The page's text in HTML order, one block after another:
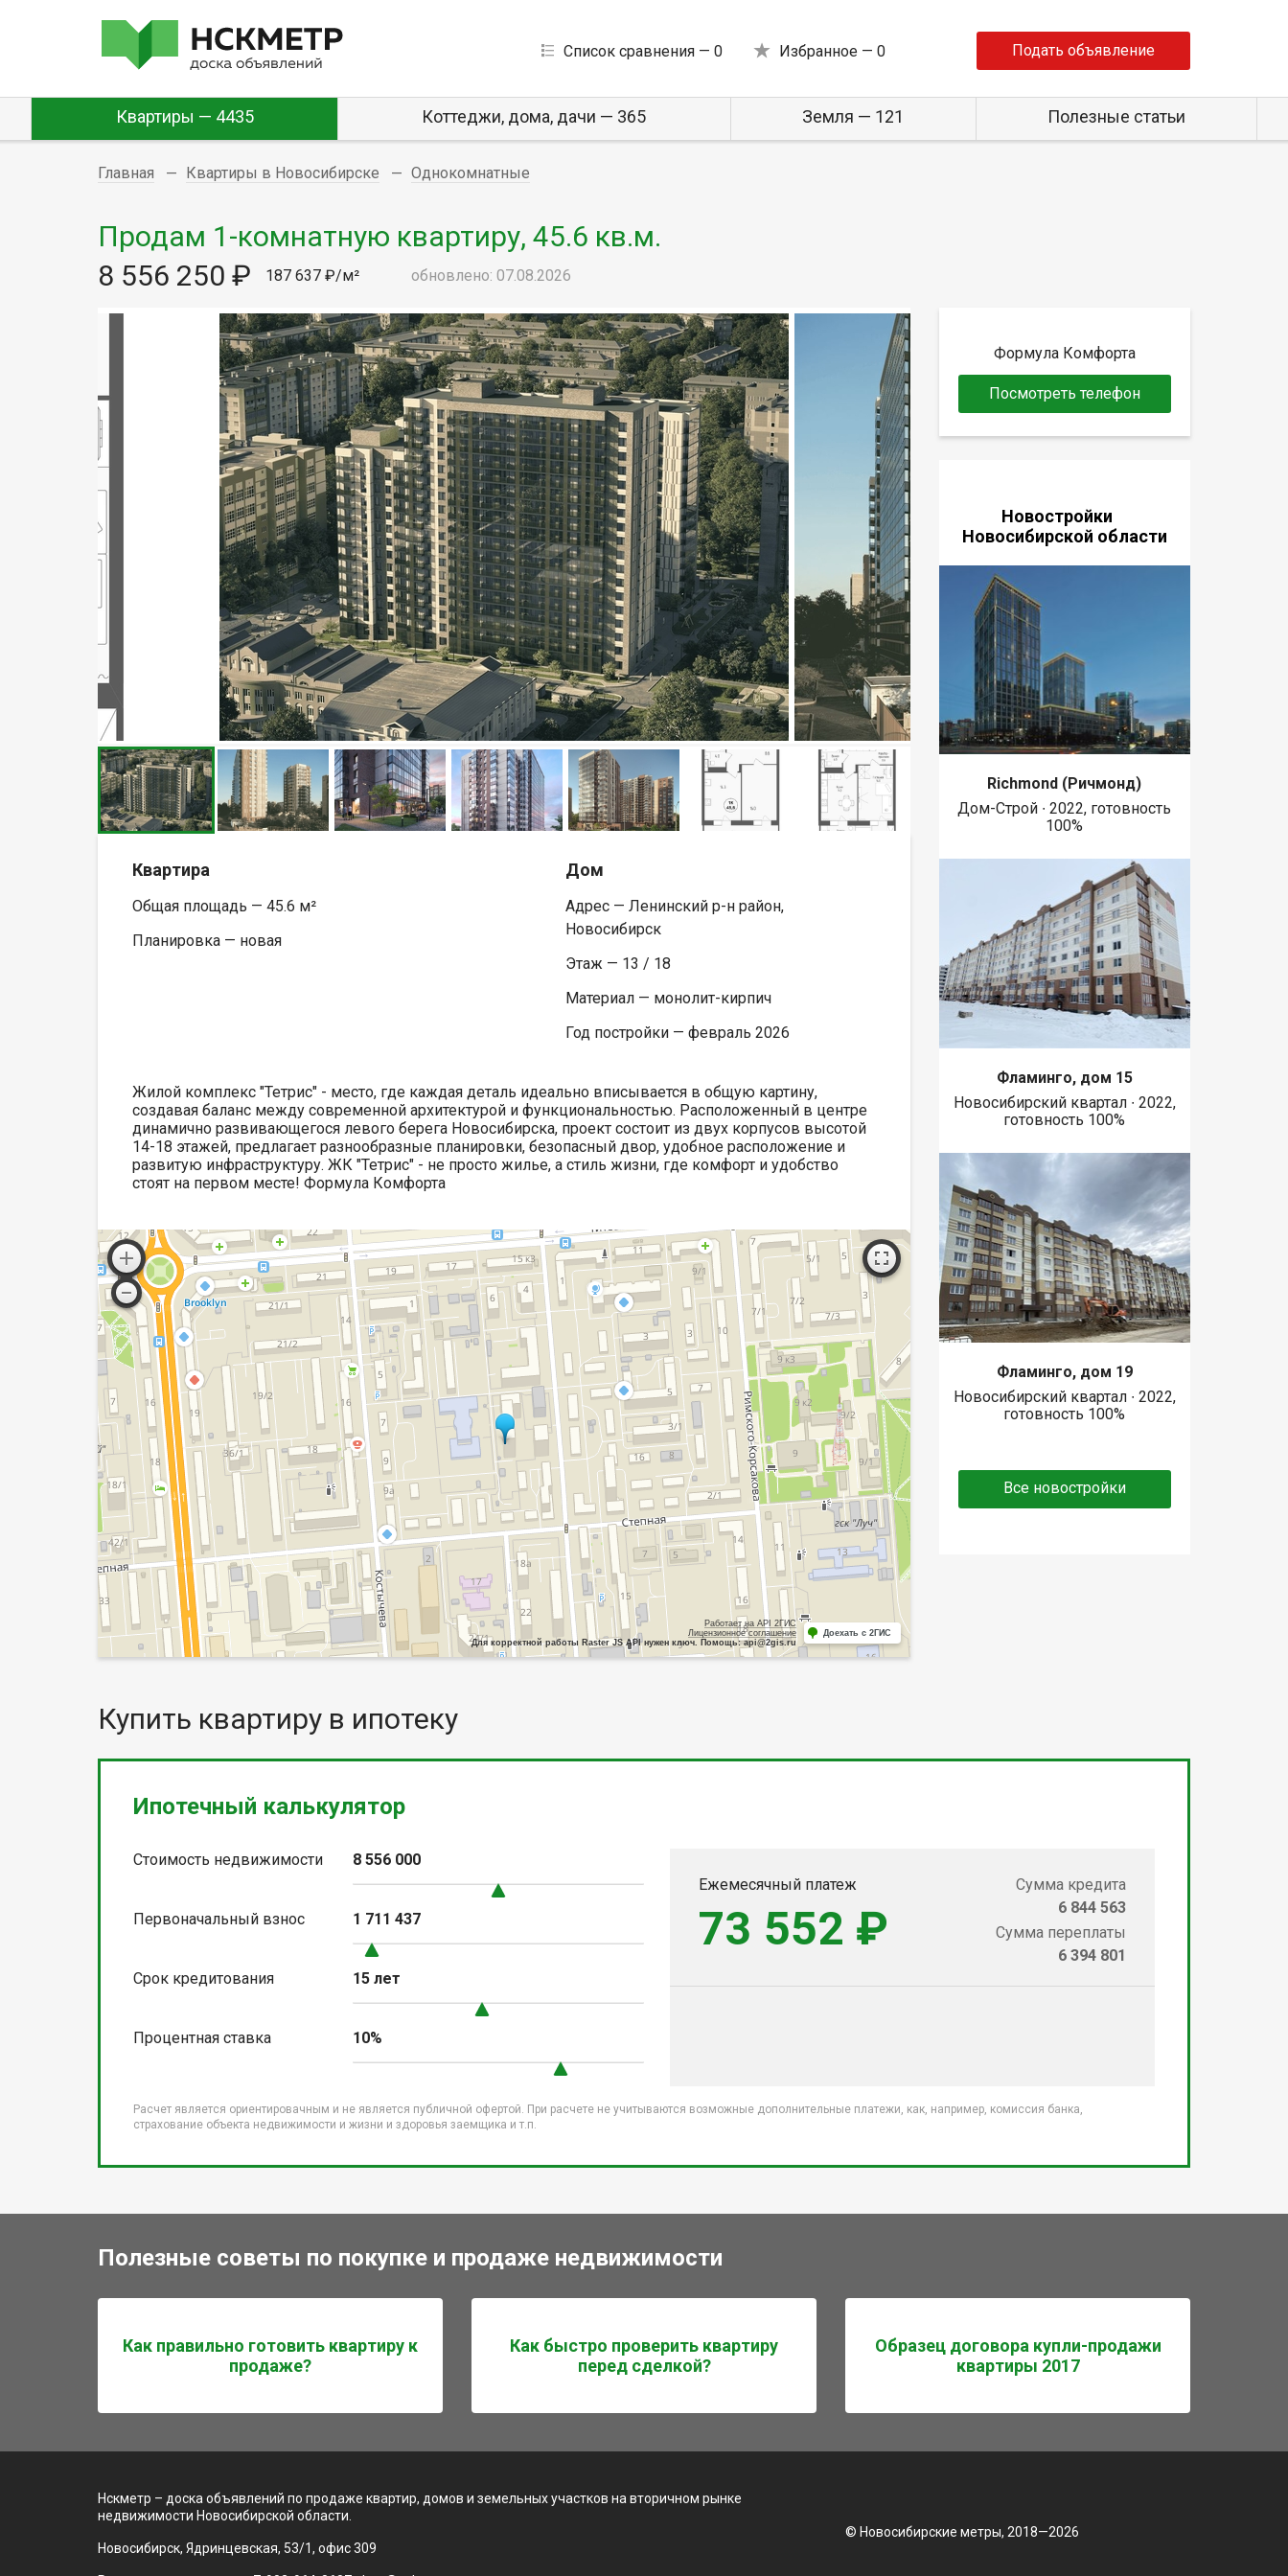
Список сравнения — 0 Избранное — 0 Подать объявление
Квартиры — 4435 Коттеджи, дома, дачи — 365 Земля — 121 Полезные статьи
Главная Квартиры в Новосибирске Однокомнатные
Продам 1-комнатную квартиру, 45.6 кв.м.
8 556 250 ₽
187 637 ₽/м² обновлено: 07.08.2026
Квартира
Общая площадь — 45.6 м²
Планировка — новая
Дом
Адрес — Ленинский р-н район,
Новосибирск
Этаж — 13 / 18
Материал — монолит-кирпич
Год постройки — февраль 2026
Жилой комплекс "Тетрис" - место, где каждая деталь идеально вписывается в общую картину,
создавая баланс между современной архитектурой и функциональностью. Расположенный в центре
динамично развивающегося левого берега Новосибирска, проект состоит из двух корпусов высотой
14-18 этажей, предлагает разнообразные планировки, безопасный двор, удобное расположение и
развитую инфраструктуру. ЖК "Тетрис" - не просто жилье, а стиль жизни, где комфорт и удобство
стоят на первом месте! Формула Комфорта
Работает на API 2ГИС
Лицензионное соглашение
Для корректной работы Raster JS API нужен ключ. Помощь: api@2gis.ru
Доехать с 2ГИС
Формула Комфорта
Посмотреть телефон
Новостройки
Новосибирской области
Richmond (Ричмонд)
Дом-Строй ∙ 2022, готовность
100%
Фламинго, дом 15
Новосибирский квартал ∙ 2022,
готовность 100%
Фламинго, дом 19
Новосибирский квартал ∙ 2022,
готовность 100%
Все новостройки
Купить квартиру в ипотеку
Ипотечный калькулятор
Стоимость недвижимости 8 556 000
Первоначальный взнос 1 711 437
Срок кредитования 15 лет
Процентная ставка 10%
Ежемесячный платеж
73 552 ₽
Сумма кредита
6 844 563
Сумма переплаты
6 394 801
Расчет является ориентировачным и не является публичной офертой. При расчете не учитываются возможные дополнительные платежи, как, например, комиссия банка,
страхование объекта недвижимости и жизни и здоровья заемщика и т.п.
Полезные советы по покупке и продаже недвижимости
Как правильно готовить квартиру к
продаже?
Как быстро проверить квартиру
перед сделкой?
Образец договора купли-продажи
квартиры 2017
Нскметр – доска объявлений по продаже квартир, домов и земельных участков на вторичном рынке
недвижимости Новосибирской области.
Новосибирск, Ядринцевская, 53/1, офис 309
© Новосибирские метры, 2018—2026